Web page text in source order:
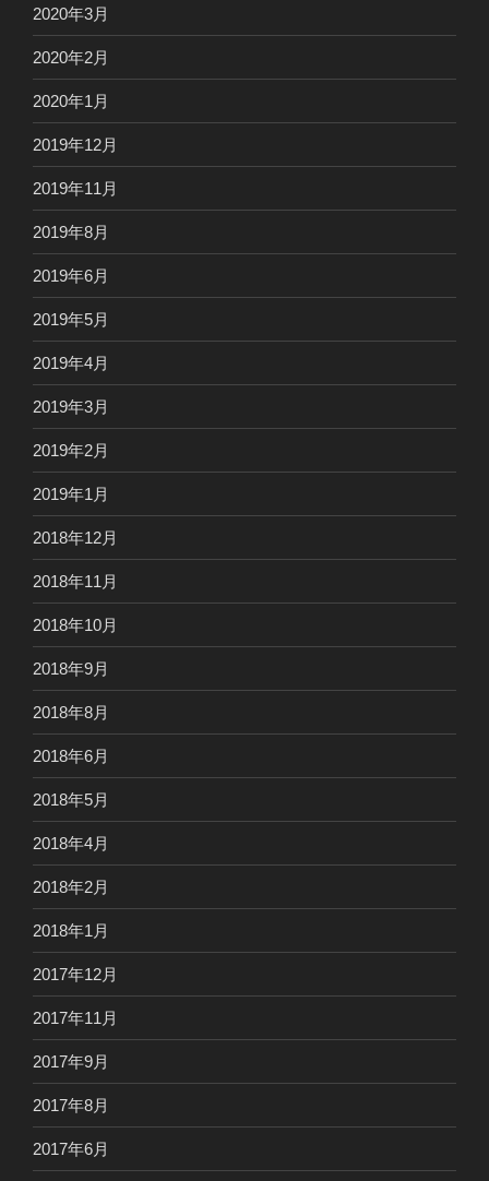
2020年3月
2020年2月
2020年1月
2019年12月
2019年11月
2019年8月
2019年6月
2019年5月
2019年4月
2019年3月
2019年2月
2019年1月
2018年12月
2018年11月
2018年10月
2018年9月
2018年8月
2018年6月
2018年5月
2018年4月
2018年2月
2018年1月
2017年12月
2017年11月
2017年9月
2017年8月
2017年6月